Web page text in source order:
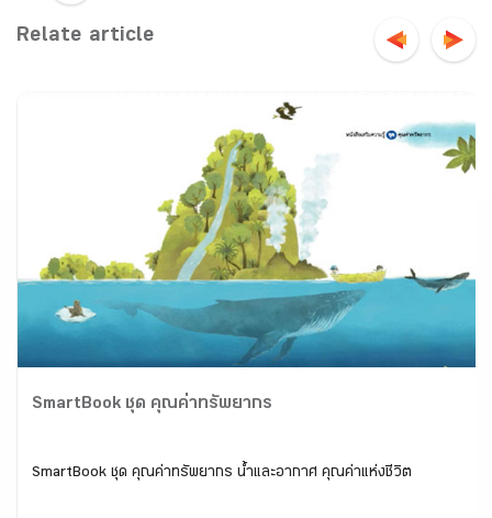
Relate article
SmartBook ชุด คุณค่าทรัพยากร
SmartBook ชุด คุณค่าทรัพยากร น้ำและอากาศ คุณค่าแห่งชีวิต